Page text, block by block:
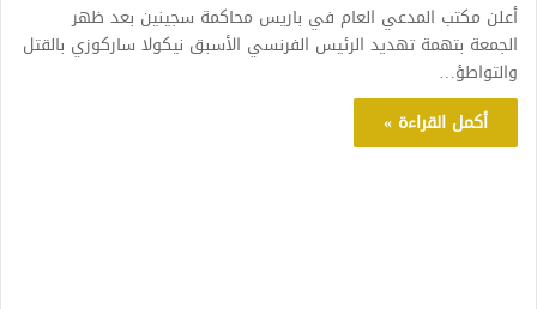
أعلن مكتب المدعي العام في باريس محاكمة سجينين بعد ظهر
الجمعة بتهمة تهديد الرئيس الفرنسي الأسبق نيكولا ساركوزي بالقتل
والتواطؤ…
أكمل القراءة »